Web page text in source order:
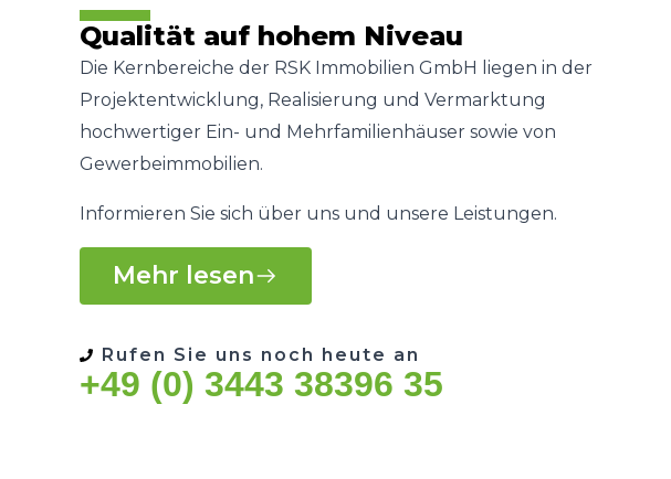
Qualität auf hohem Niveau
Die Kernbereiche der RSK Immobilien GmbH liegen in der
Projektentwicklung, Realisierung und Vermarktung
hochwertiger Ein- und Mehrfamilienhäuser sowie von
Gewerbeimmobilien.
Informieren Sie sich über uns und unsere Leistungen.
Mehr lesen
Rufen Sie uns noch heute an
+49 (0) 3443 38396 35